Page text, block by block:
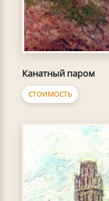
Канатный паром
СТОИМОСТЬ